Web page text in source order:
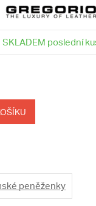
SKLADEM poslední
peněženky